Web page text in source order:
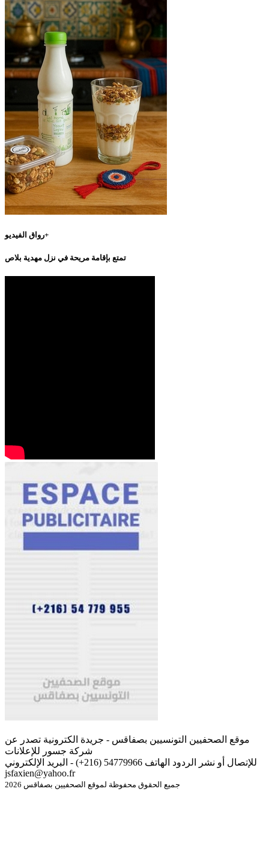
رواق الفيديو+
تمتع بإقامة مريحة في نزل مهدية بلاص
موقع الصحفيين التونسيين بصفاقس - جريدة الكترونية تصدر عن
شركة جسور للإعلانات
للإتصال أو نشر الردود الهاتف 54779966 (216+) - البريد الإلكتروني
jsfaxien@yahoo.fr
جميع الحقوق محفوظة لموقع الصحفيين بصفاقس 2026